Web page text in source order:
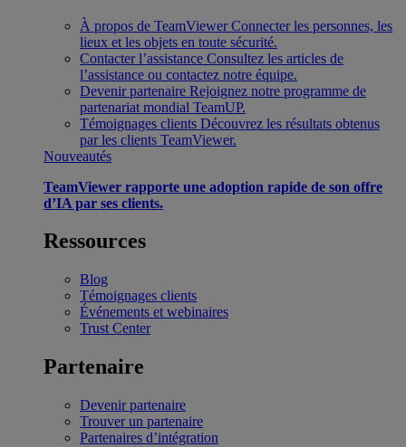
À propos de TeamViewer Connecter les personnes, les
lieux et les objets en toute sécurité.
Contacter l’assistance Consultez les articles de
l’assistance ou contactez notre équipe.
Devenir partenaire Rejoignez notre programme de
partenariat mondial TeamUP.
Témoignages clients Découvrez les résultats obtenus
par les clients TeamViewer.
Nouveautés
TeamViewer rapporte une adoption rapide de son offre
d’IA par ses clients.
Ressources
Blog
Témoignages clients
Événements et webinaires
Trust Center
Partenaire
Devenir partenaire
Trouver un partenaire
Partenaires d’intégration